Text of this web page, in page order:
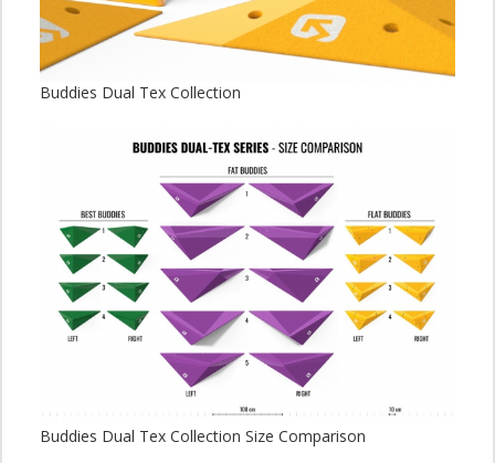
Buddies Dual Tex Collection
Buddies Dual Tex Collection Size Comparison